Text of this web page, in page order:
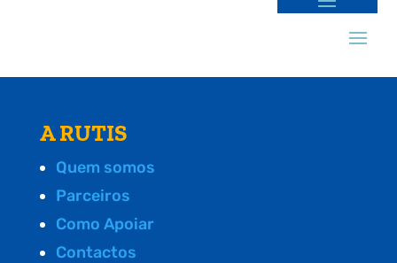
A RUTIS
Quem somos
Parceiros
Como Apoiar
Contactos